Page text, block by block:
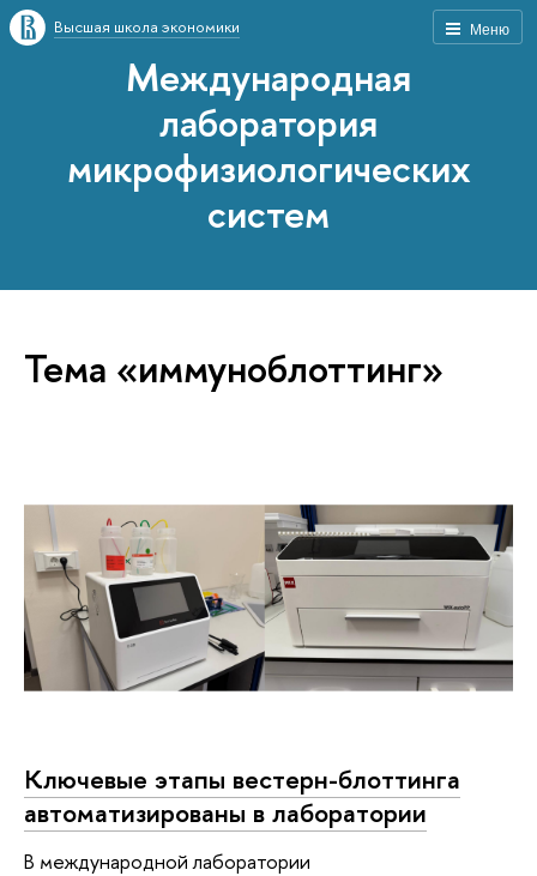
Меню
Высшая школа экономики
Международная
лаборатория
микрофизиологических
систем
Тема «иммуноблоттинг»
Ключевые этапы вестерн-блоттинга
автоматизированы в лаборатории
В международной лаборатории